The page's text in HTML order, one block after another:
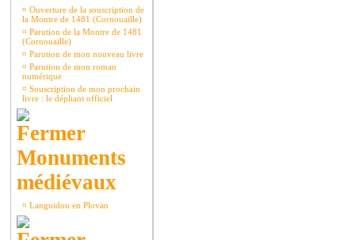
¤ Ouverture de la souscription de
la Montre de 1481 (Cornouaille)
¤ Parution de la Montre de 1481
(Cornouaille)
¤ Parution de mon nouveau livre
¤ Parution de mon roman
numérique
¤ Souscription de mon prochain
livre : le dépliant officiel
Monuments
médiévaux
¤ Languidou en Plovan